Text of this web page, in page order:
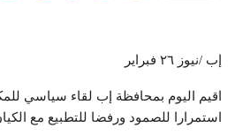
إب /نيوز ٢٦ فبراير
اقيم اليوم بمحافظة إب لقاء سياسي
استمرارا للصمود ورفضا للتطبيع مع